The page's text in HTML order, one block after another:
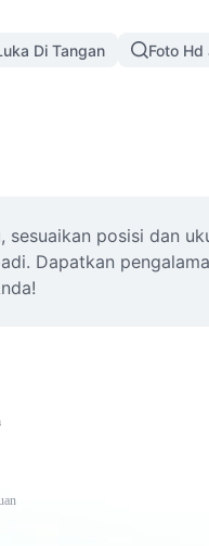
Di Tangan Foto Hd
posisi dan
Dapatkan